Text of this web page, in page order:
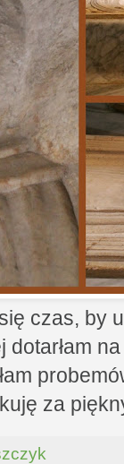
czas, by
dotarłam
za